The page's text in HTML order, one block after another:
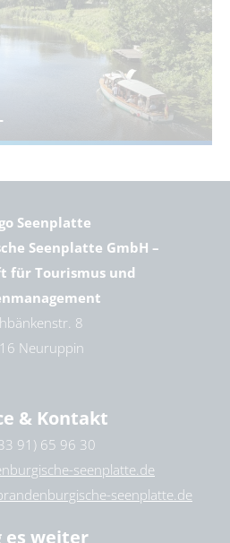
Seenplatte GmbH –
für Tourismus und
8
Neuruppin
& Kontakt
91) 65 96 30
seenplatte.de
seenplatte.de
es weiter